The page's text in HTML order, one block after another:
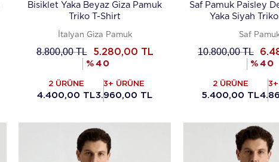
Bisiklet Yaka Beyaz Giza Pamuk
Triko T-Shirt
İtalyan Giza Pamuk
8.800,00TL 5.280,00 TL
% 40
2 ÜRÜNE
4.400,00 TL
3+ ÜRÜNE
3.960,00 TL
Saf Pamuk Paisley
Yaka Siyah
Saf
10.800,00TL
%40
2 ÜRÜNE
5.400,00 TL
3+